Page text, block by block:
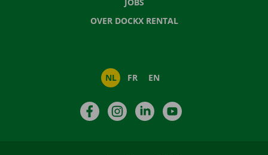
OVER DOCKX RENTAL
NL FR EN
FacebookInstagramLinkedIn